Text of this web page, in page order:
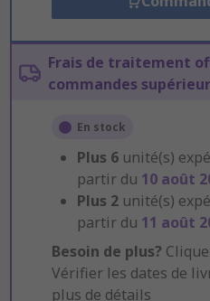
Frais de traitement
commandes
En stock
Plus 6 unité(s)
partir du 10 août
Plus 2 unité(s)
partir du 11 août
Besoin de plus?
Vérifier les dates de
plus de détails